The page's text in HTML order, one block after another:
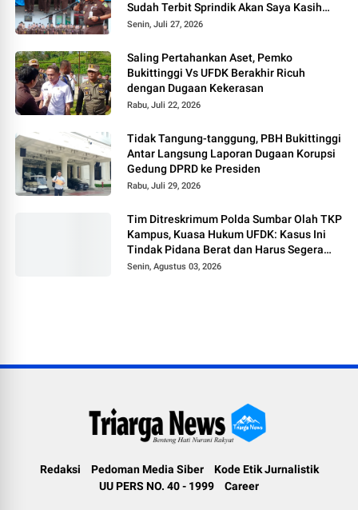
Sudah Terbit Sprindik Akan Saya Kasih
Kabar
Senin, Juli 27, 2026
Saling Pertahankan Aset, Pemko
Bukittinggi Vs UFDK Berakhir Ricuh
dengan Dugaan Kekerasan
Rabu, Juli 22, 2026
Tidak Tangung-tanggung, PBH Bukittinggi
Antar Langsung Laporan Dugaan Korupsi
Gedung DPRD ke Presiden
Rabu, Juli 29, 2026
Tim Ditreskrimum Polda Sumbar Olah TKP
Kampus, Kuasa Hukum UFDK: Kasus Ini
Tindak Pidana Berat dan Harus Segera
Tetapkan Tersangka
Senin, Agustus 03, 2026
Redaksi Pedoman Media Siber
Kode Etik Jurnalistik
UU PERS NO. 40 - 1999
Career